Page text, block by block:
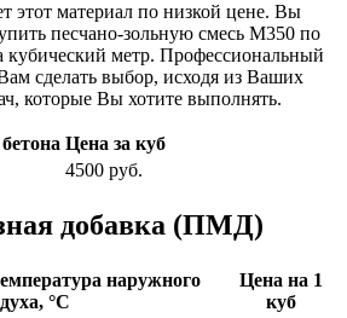
этот материал по низкой цене. Вы
песчано-зольную смесь М350 по
кубический метр. Профессиональный
сделать выбор, исходя из Ваших
которые Вы хотите выполнять.
Цена за куб
4500 руб.
добавка (ПМД)
наружного
°C
Цена на 1
куб